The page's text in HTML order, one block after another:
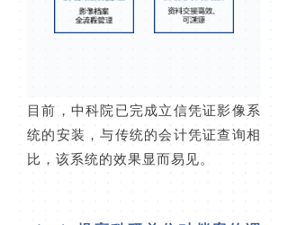
目前，中科院已完成立信凭证影像系
统的安装，与传统的会计凭证查询相
比，该系统的效果显而易见。